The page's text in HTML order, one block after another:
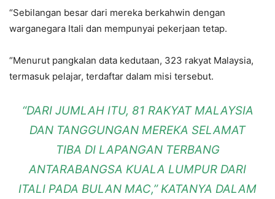
“Sebilangan besar dari mereka berkahwin dengan
warganegara Itali dan mempunyai pekerjaan tetap.
“Menurut pangkalan data kedutaan, 323 rakyat Malaysia,
termasuk pelajar, terdaftar dalam misi tersebut.
“DARI JUMLAH ITU, 81 RAKYAT MALAYSIA
DAN TANGGUNGAN MEREKA SELAMAT
TIBA DI LAPANGAN TERBANG
ANTARABANGSA KUALA LUMPUR DARI
ITALI PADA BULAN MAC,” KATANYA DALAM